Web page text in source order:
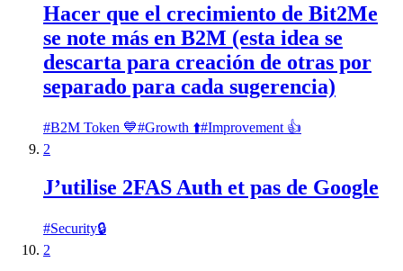
Hacer que el crecimiento de Bit2Me
se note más en B2M (esta idea se
descarta para creación de otras por
separado para cada sugerencia)
#B2M Token 💙#Growth ⬆️#Improvement 👍
2
J’utilise 2FAS Auth et pas de Google
#Security🔒
2